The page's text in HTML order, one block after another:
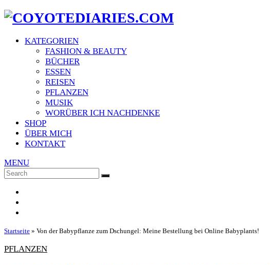
KATEGORIEN
FASHION & BEAUTY
BÜCHER
ESSEN
REISEN
PFLANZEN
MUSIK
WORÜBER ICH NACHDENKE
SHOP
ÜBER MICH
KONTAKT
MENU
Search
SEARCH
Startseite » Von der Babypflanze zum Dschungel: Meine Bestellung bei Online Babyplants!
PFLANZEN